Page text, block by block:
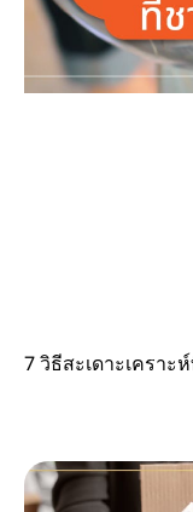
7 วิธีสะเดาะเครา